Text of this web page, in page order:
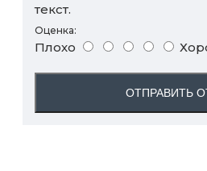
текст.
Оценка:
Плохо
ОТПРАВИТЬ